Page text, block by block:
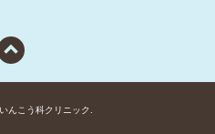
んこう科クリニック.